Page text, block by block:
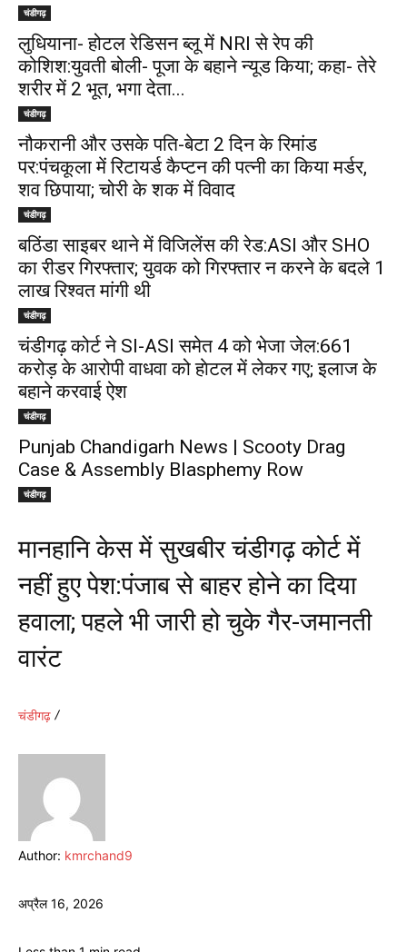
चंडीगढ़
लुधियाना- होटल रेडिसन ब्लू में NRI से रेप की
कोशिश:युवती बोली- पूजा के बहाने न्यूड किया; कहा- तेरे
शरीर में 2 भूत, भगा देता...
चंडीगढ़
नौकरानी और उसके पति-बेटा 2 दिन के रिमांड
पर:पंचकूला में रिटायर्ड कैप्टन की पत्नी का किया मर्डर,
शव छिपाया; चोरी के शक में विवाद
चंडीगढ़
बठिंडा साइबर थाने में विजिलेंस की रेड:ASI और SHO
का रीडर गिरफ्तार; युवक को गिरफ्तार न करने के बदले ₹1
लाख रिश्वत मांगी थी
चंडीगढ़
चंडीगढ़ कोर्ट ने SI-ASI समेत 4 को भेजा जेल:₹661
करोड़ के आरोपी वाधवा को हाेटल में लेकर गए; इलाज के
बहाने करवाई ऐश
चंडीगढ़
Punjab Chandigarh News | Scooty Drag
Case & Assembly Blasphemy Row
चंडीगढ़
मानहानि केस में सुखबीर चंडीगढ़ कोर्ट में
नहीं हुए पेश:पंजाब से बाहर होने का दिया
हवाला; पहले भी जारी हो चुके गैर-जमानती
वारंट
चंडीगढ़
Author: kmrchand9
अप्रैल 16, 2026